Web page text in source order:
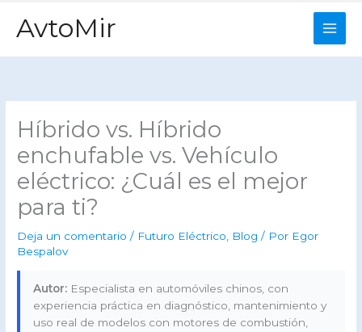
contenido
AvtoMir
Híbrido vs. Híbrido
enchufable vs. Vehículo
eléctrico: ¿Cuál es el mejor
para ti?
Deja un comentario / Futuro Eléctrico, Blog / Por Egor
Bespalov
Autor: Especialista en automóviles chinos, con
experiencia práctica en diagnóstico, mantenimiento y
uso real de modelos con motores de combustión,